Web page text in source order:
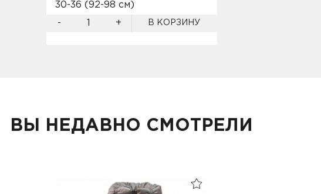
30-36 (92-98 см)
- + В КОРЗИНУ
ВЫ НЕДАВНО СМОТРЕЛИ